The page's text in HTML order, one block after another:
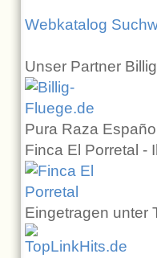
Webkatalog
Unser Partner
Pura Raza
Finca El Porretal -
Eingetragen unter